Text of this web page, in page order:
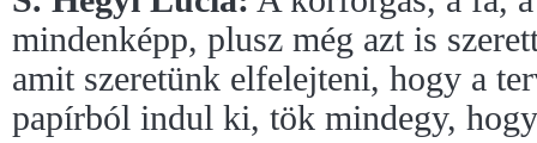
mindenképp, plusz még azt is
amit szeretünk elfelejteni, hogy a
papírból indul ki, tök mindegy,